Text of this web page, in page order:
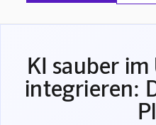
KI sauber
integrieren: